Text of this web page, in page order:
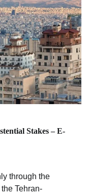
Stakes – E-
through the
Tehran-